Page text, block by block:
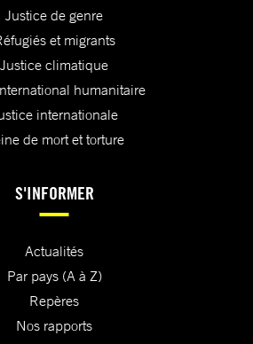
Justice de genre
et migrants
Justice climatique
humanitaire
internationale
de mort et torture
S'INFORMER
Actualités
Par pays (A à Z)
Repères
Nos rapports